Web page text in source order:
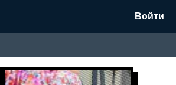
Войти